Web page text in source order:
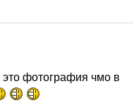
фотография чмо в